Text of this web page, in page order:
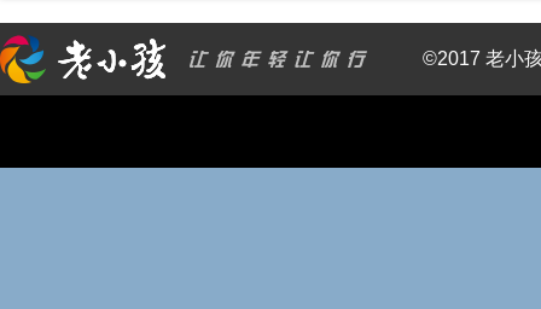
©2017 老小